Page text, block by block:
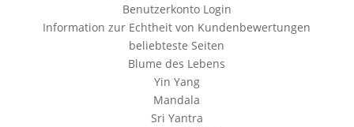
Benutzerkonto Login
Information zur Echtheit von Kundenbewertungen
beliebteste Seiten
Blume des Lebens
Yin Yang
Mandala
Sri Yantra